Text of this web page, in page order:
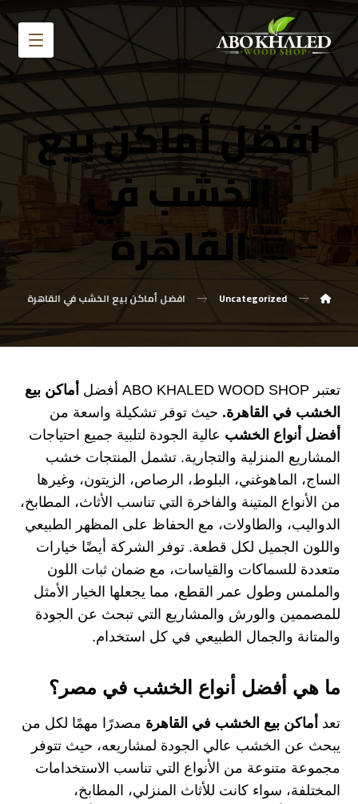
افضل أماكن بيع
الخشب في
القاهرة
Uncategorized افضل أماكن بيع الخشب في القاهرة
تعتبر ABO KHALED WOOD SHOP أفضل أماكن بيع
الخشب في القاهرة. حيث توفر تشكيلة واسعة من
أفضل أنواع الخشب عالية الجودة لتلبية جميع احتياجات
المشاريع المنزلية والتجارية. تشمل المنتجات خشب
الساج، الماهوغني، البلوط، الرصاص، الزيتون، وغيرها
من الأنواع المتينة والفاخرة التي تناسب الأثاث، المطابخ،
الدواليب، والطاولات، مع الحفاظ على المظهر الطبيعي
واللون الجميل لكل قطعة. توفر الشركة أيضًا خيارات
متعددة للسماكات والقياسات، مع ضمان ثبات اللون
والملمس وطول عمر القطع، مما يجعلها الخيار الأمثل
للمصممين والورش والمشاريع التي تبحث عن الجودة
والمتانة والجمال الطبيعي في كل استخدام.
ما هي أفضل أنواع الخشب في مصر؟
تعد أماكن بيع الخشب في القاهرة مصدرًا مهمًا لكل من
يبحث عن الخشب عالي الجودة لمشاريعه، حيث تتوفر
مجموعة متنوعة من الأنواع التي تناسب الاستخدامات
المختلفة، سواء كانت للأثاث المنزلي، المطابخ،